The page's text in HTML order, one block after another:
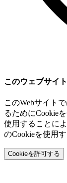
このウェブサイ
このWebサイト
るためにCookie
使用することに
のCookieを使用
Cookieを許可する